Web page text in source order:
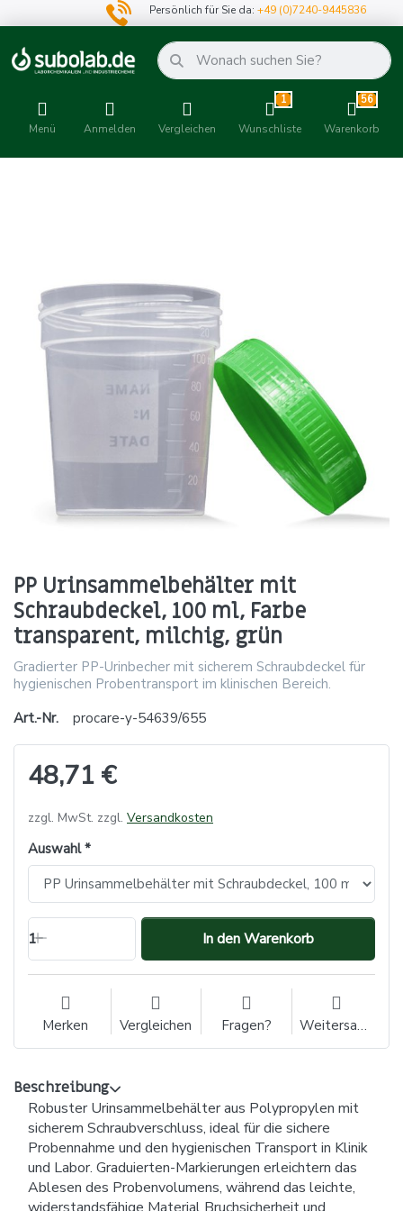
Persönlich für Sie da:+49 (0)7240-9445836
Menü Anmelden Vergleichen
1
Wunschliste
56
Warenkorb
PP Urinsammelbehälter mit
Schraubdeckel, 100 ml, Farbe
transparent, milchig, grün
Gradierter PP-Urinbecher mit sicherem Schraubdeckel für
hygienischen Probentransport im klinischen Bereich.
Art.-Nr.
procare-y-54639/655
48,71 €
zzgl. MwSt. zzgl. Versandkosten
Auswahl
1 In den Warenkorb
Merken Vergleichen Fragen? Weitersagen
Beschreibung
Robuster Urinsammelbehälter aus Polypropylen mit
sicherem Schraubverschluss, ideal für die sichere
Probennahme und den hygienischen Transport in Klinik
und Labor. Graduierten-Markierungen erleichtern das
Ablesen des Probenvolumens, während das leichte,